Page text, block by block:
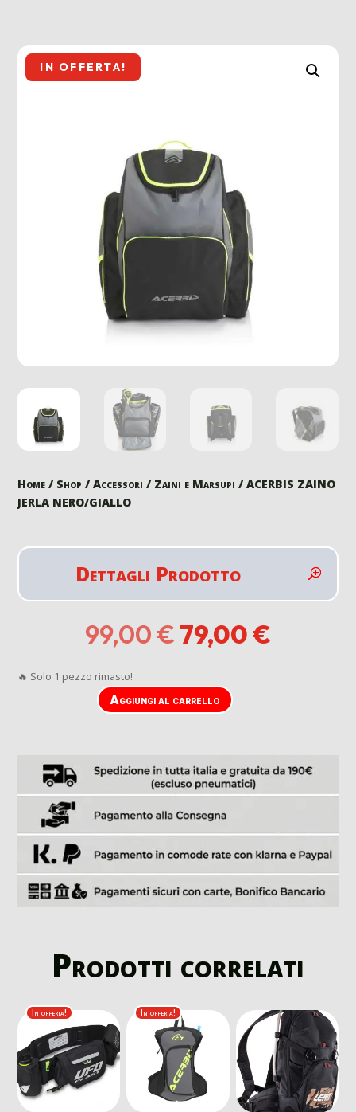
IN OFFERTA!
Home / Shop /Accessori / Zaini e Marsupi / ACERBIS ZAINO
JERLA NERO/GIALLO
Dettagli Prodotto
99,00 € Il
prezzo
era:
99,00 €.
79,00€
🔥 Solo 1 pezzo rimasto!
Aggiungi al carrello
Prodotti correlati
In offerta! In offerta!